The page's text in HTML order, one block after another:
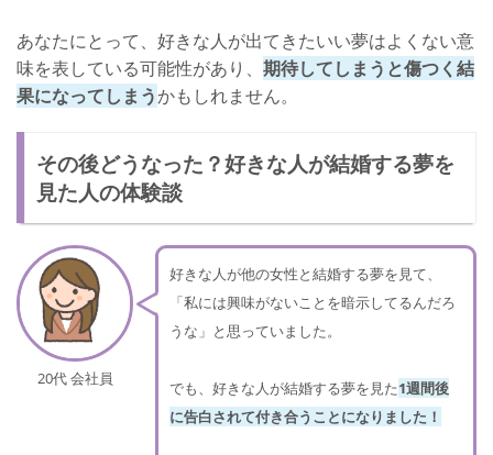
あなたにとって、好きな人が出てきたいい夢はよくない意
味を表している可能性があり、 期待してしまうと傷つく結
果になってしまうかもしれません。
その後どうなった？好きな人が結婚する夢を
見た人の体験談
20代 会社員
好きな人が他の女性と結婚する夢を見て、
「私には興味がないことを暗示してるんだろ
うな」と思っていました。
でも、好きな人が結婚する夢を見た1週間後
に告白されて付き合うことになりました！